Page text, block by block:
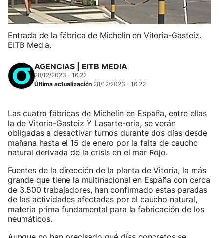
Entrada de la fábrica de Michelin en Vitoria-Gasteiz.
EITB Media.
AGENCIAS | EITB MEDIA
28/12/2023 - 16:22
Última actualización 28/12/2023 - 16:22
Las cuatro fábricas de Michelin en España, entre ellas
la de Vitoria-Gasteiz Y Lasarte-oria, se verán
obligadas a desactivar turnos durante dos días desde
mañana hasta el 15 de enero por la falta de caucho
natural derivada de la crisis en el mar Rojo.
Fuentes de la dirección de la planta de Vitoria, la más
grande que tiene la multinacional en España con cerca
de 3.500 trabajadores, han confirmado estas paradas
de las actividades afectadas por el caucho natural,
materia prima fundamental para la fabricación de los
neumáticos.